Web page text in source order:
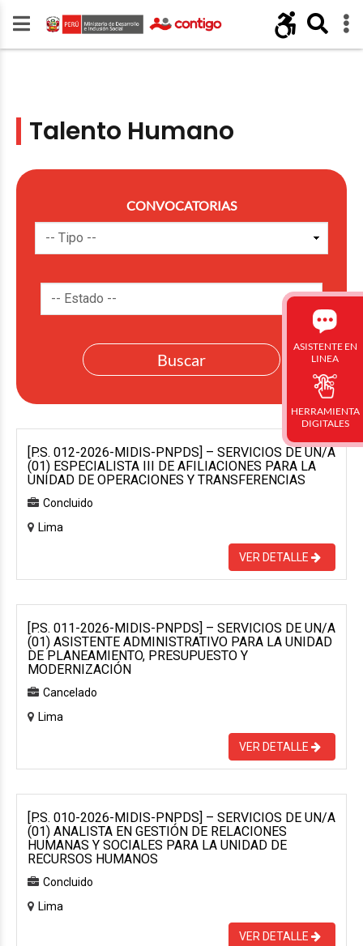
Talento Humano
CONVOCATORIAS
[P.S. 012-2026-MIDIS-PNPDS] – SERVICIOS DE UN/A
(01) ESPECIALISTA III DE AFILIACIONES PARA LA
UNIDAD DE OPERACIONES Y TRANSFERENCIAS
Concluido
Lima
VER DETALLE
[P.S. 011-2026-MIDIS-PNPDS] – SERVICIOS DE UN/A
(01) ASISTENTE ADMINISTRATIVO PARA LA UNIDAD
DE PLANEAMIENTO, PRESUPUESTO Y
MODERNIZACIÓN
Cancelado
Lima
VER DETALLE
[P.S. 010-2026-MIDIS-PNPDS] – SERVICIOS DE UN/A
(01) ANALISTA EN GESTIÓN DE RELACIONES
HUMANAS Y SOCIALES PARA LA UNIDAD DE
RECURSOS HUMANOS
Concluido
Lima
VER DETALLE
ASISTENTE EN
LINEA
HERRAMIENTA
DIGITALES